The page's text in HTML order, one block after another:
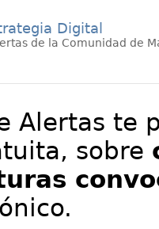
Digital
de la Comunidad de
Alertas te
sobre